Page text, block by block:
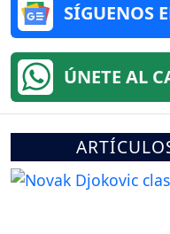
SÍGUENOS
ÚNETE AL